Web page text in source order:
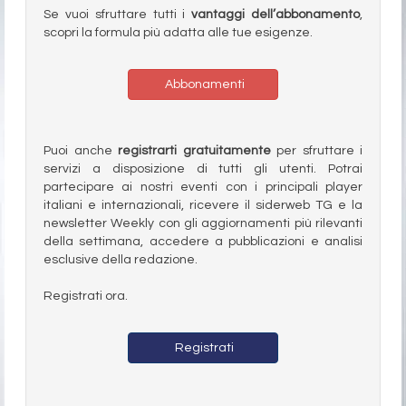
Se vuoi sfruttare tutti ivantaggi dell’abbonamento,
scopri la formula più adatta alle tue esigenze.
Abbonamenti
Puoi anche registrarti gratuitamenteper sfruttare i
servizi a disposizione di tutti gli utenti. Potrai
partecipare ai nostri eventi con i principali player
italiani e internazionali, ricevere il siderweb TG e la
newsletter Weekly con gli aggiornamenti più rilevanti
della settimana, accedere a pubblicazioni e analisi
esclusive della redazione.
Registrati ora.
Registrati